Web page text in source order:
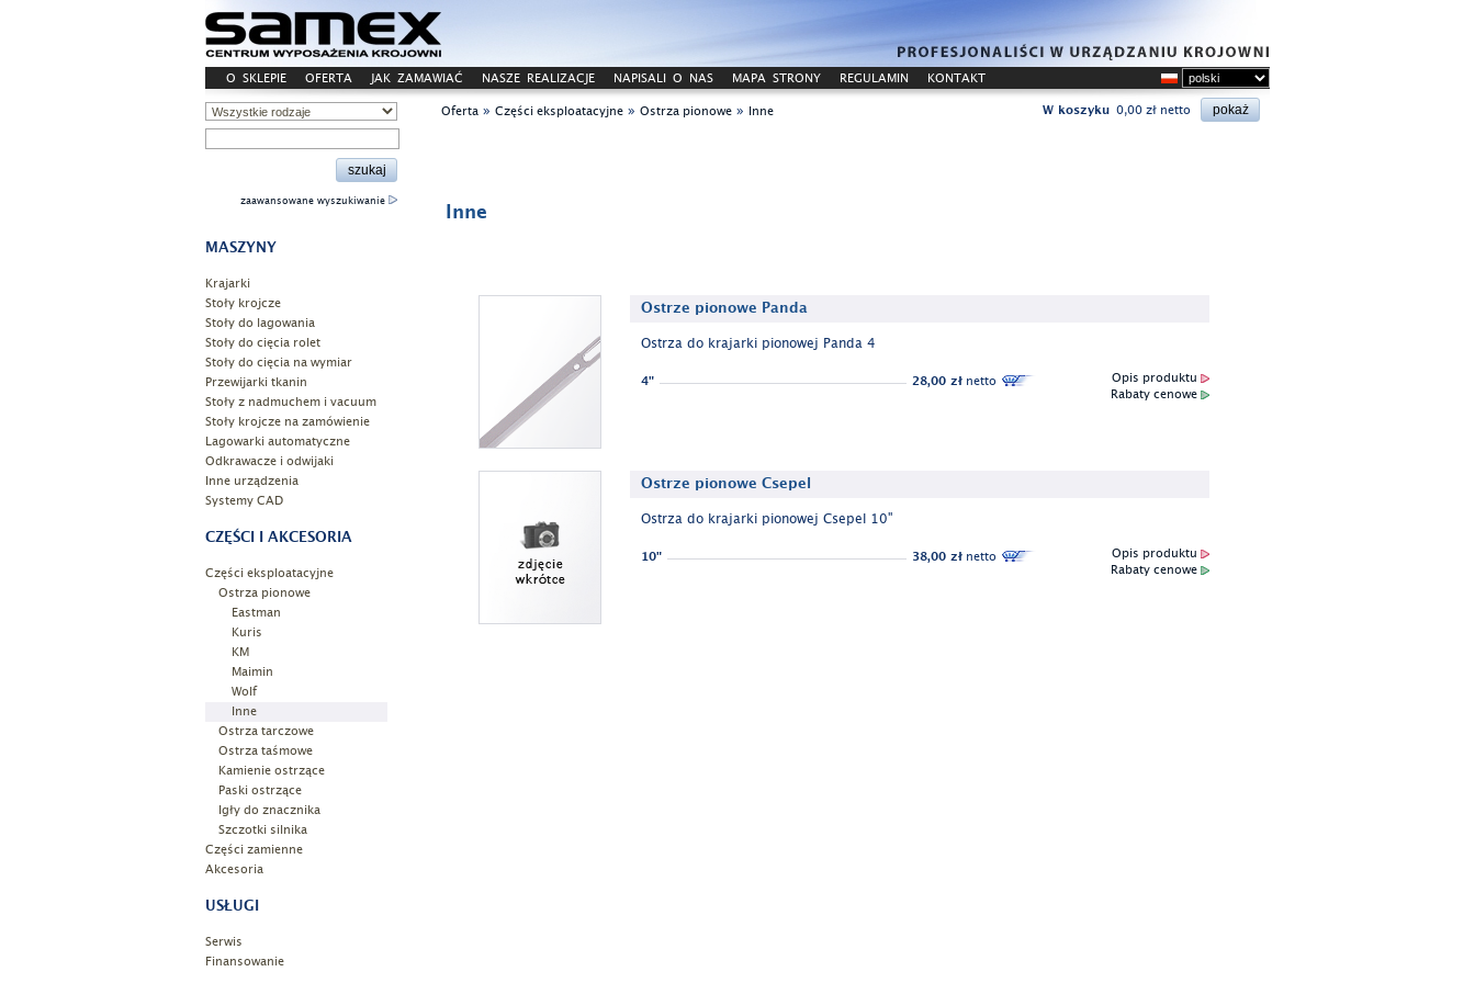
O SKLEPIE OFERTA JAK ZAMAWIAĆ NASZE REALIZACJE NAPISALI O NAS MAPA STRONY REGULAMIN KONTAKT
zaawansowane wyszukiwanie
MASZYNY
Krajarki
Stoły krojcze
Stoły do lagowania
Stoły do cięcia rolet
Stoły do cięcia na wymiar
Przewijarki tkanin
Stoły z nadmuchem i vacuum
Stoły krojcze na zamówienie
Lagowarki automatyczne
Odkrawacze i odwijaki
Inne urządzenia
Systemy CAD
CZĘŚCI I AKCESORIA
Części eksploatacyjne
Ostrza pionowe
Eastman
Kuris
KM
Maimin
Wolf
Inne
Ostrza tarczowe
Ostrza taśmowe
Kamienie ostrzące
Paski ostrzące
Igły do znacznika
Szczotki silnika
Części zamienne
Akcesoria
USŁUGI
Serwis
Finansowanie
Oferta » Części eksploatacyjne » Ostrza pionowe » Inne W koszyku 0,00 zł netto
Inne
Ostrze pionowe Panda
Ostrza do krajarki pionowej Panda 4
4" 28,00 złnetto
Opis produktu
Rabaty cenowe
Ostrze pionowe Csepel
Ostrza do krajarki pionowej Csepel 10"
10" 38,00 złnetto
Opis produktu
Rabaty cenowe